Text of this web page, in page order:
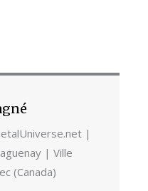
|
| Ville
(Canada)